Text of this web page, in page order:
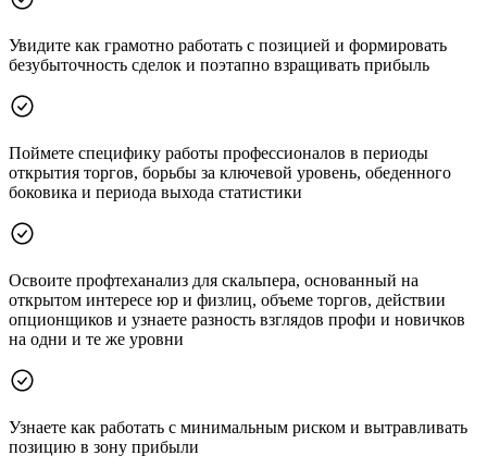
Увидите как грамотно работать с позицией и формировать
безубыточность сделок и поэтапно взращивать прибыль
Поймете специфику работы профессионалов в периоды
открытия торгов, борьбы за ключевой уровень, обеденного
боковика и периода выхода статистики
Освоите профтеханализ для скальпера, основанный на
открытом интересе юр и физлиц, объеме торгов, действии
опционщиков и узнаете разность взглядов профи и новичков
на одни и те же уровни
Узнаете как работать с минимальным риском и вытравливать
позицию в зону прибыли